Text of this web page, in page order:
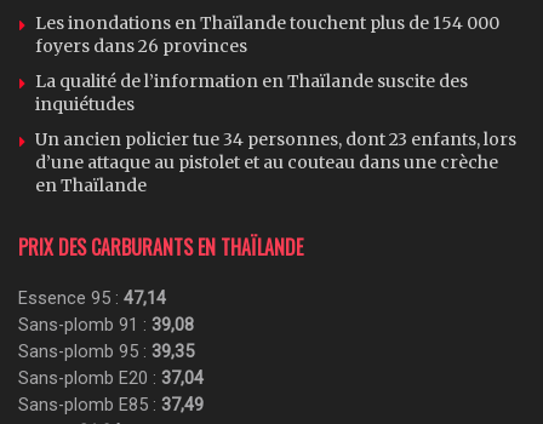
Les inondations en Thaïlande touchent plus de 154 000
foyers dans 26 provinces
La qualité de l’information en Thaïlande suscite des
inquiétudes
Un ancien policier tue 34 personnes, dont 23 enfants, lors
d’une attaque au pistolet et au couteau dans une crèche
en Thaïlande
PRIX DES CARBURANTS EN THAÏLANDE
Essence 95 : 47,14
Sans-plomb 91 : 39,08
Sans-plomb 95 : 39,35
Sans-plomb E20 : 37,04
Sans-plomb E85 : 37,49